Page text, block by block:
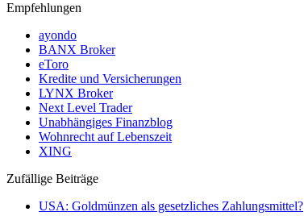
Empfehlungen
ayondo
BANX Broker
eToro
Kredite und Versicherungen
LYNX Broker
Next Level Trader
Unabhängiges Finanzblog
Wohnrecht auf Lebenszeit
XING
Zufällige Beiträge
USA: Goldmünzen als gesetzliches Zahlungsmittel?